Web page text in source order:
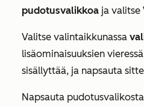
pudotusvalikkoa ja valitse
Valitse valintaikkunassa
lisäominaisuuksien
sisällyttää, ja napsauta
Napsauta pudotusvalikosta